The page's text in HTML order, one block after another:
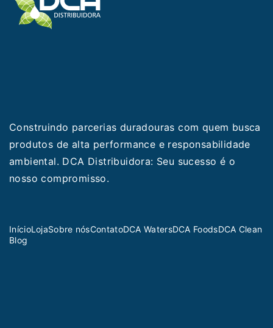
Construindo parcerias duradouras com quem busca
produtos de alta performance e responsabilidade
ambiental. DCA Distribuidora: Seu sucesso é o
nosso compromisso.
InícioLojaSobre nósContatoDCA WatersDCA FoodsDCA Clean
Blog